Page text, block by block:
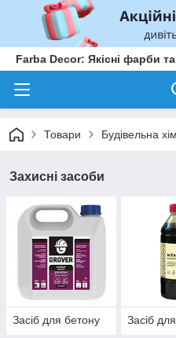
Farba Decor: Якісні фарби
Товари Будівельна
Захисні засоби
Засіб для бетону Засіб